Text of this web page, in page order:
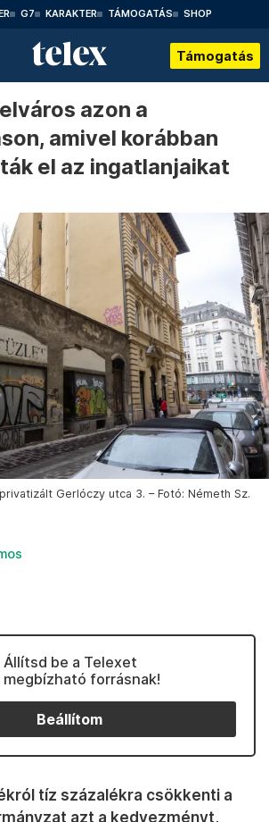
G7 KARAKTER TÁMOGATÁS SHOP
Támogatás
azon a
amivel korábban
el az ingatlanjaikat
Gerlóczy utca 3. – Fotó: Németh Sz.
Állítsd be a Telexet
megbízható forrásnak!
Beállítom
tíz százalékra csökkenti a
azt a kedvezményt,